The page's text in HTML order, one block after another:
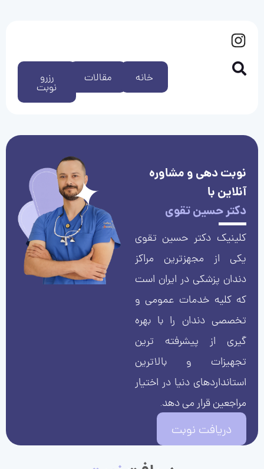
رزرو
نوبت
مقالات خانه
نوبت دهی و مشاوره
آنلاین با
دکتر حسین تقوی
کلینیک دکتر حسین تقوی
یکی از مجهزترین مراکز
دندان پزشکی در ایران است
که کلیه خدمات عمومی و
تخصصی دندان را با بهره
گیری از پیشرفته ترین
تجهیزات و بالاترین
استانداردهای دنیا در اختیار
مراجعین قرار می دهد.
دریافت نوبت